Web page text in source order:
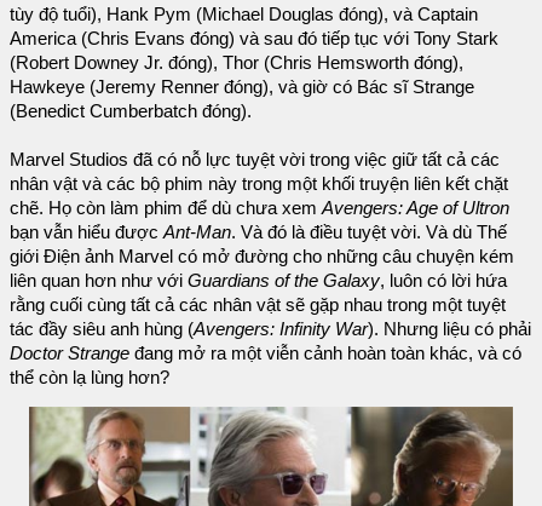
tùy độ tuổi), Hank Pym (Michael Douglas đóng), và Captain
America (Chris Evans đóng) và sau đó tiếp tục với Tony Stark
(Robert Downey Jr. đóng), Thor (Chris Hemsworth đóng),
Hawkeye (Jeremy Renner đóng), và giờ có Bác sĩ Strange
(Benedict Cumberbatch đóng).
Marvel Studios đã có nỗ lực tuyệt vời trong việc giữ tất cả các
nhân vật và các bộ phim này trong một khối truyện liên kết chặt
chẽ. Họ còn làm phim để dù chưa xem Avengers: Age of Ultron
bạn vẫn hiểu được Ant-Man. Và đó là điều tuyệt vời. Và dù Thế
giới Điện ảnh Marvel có mở đường cho những câu chuyện kém
liên quan hơn như với Guardians of the Galaxy, luôn có lời hứa
rằng cuối cùng tất cả các nhân vật sẽ gặp nhau trong một tuyệt
tác đầy siêu anh hùng (Avengers: Infinity War). Nhưng liệu có phải
Doctor Strange đang mở ra một viễn cảnh hoàn toàn khác, và có
thể còn lạ lùng hơn?